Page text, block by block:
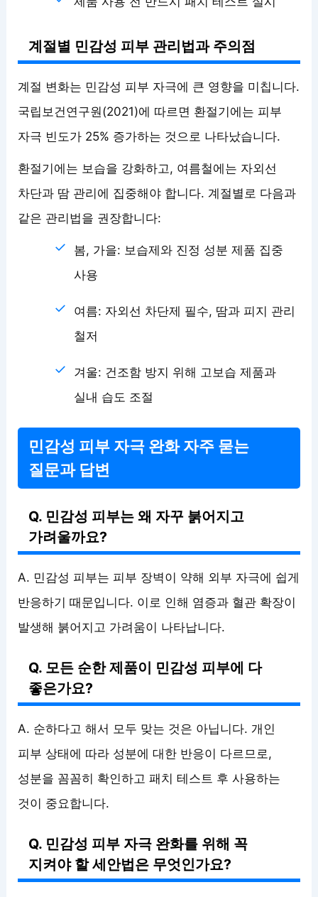
계절별 민감성 피부 관리법과 주의점
계절 변화는 민감성 피부 자극에 큰 영향을 미칩니다.
국립보건연구원(2021)에 따르면 환절기에는 피부
자극 빈도가 25% 증가하는 것으로 나타났습니다.
환절기에는 보습을 강화하고, 여름철에는 자외선
차단과 땀 관리에 집중해야 합니다. 계절별로 다음과
같은 관리법을 권장합니다:
봄, 가을: 보습제와 진정 성분 제품 집중
사용
여름: 자외선 차단제 필수, 땀과 피지 관리
철저
겨울: 건조함 방지 위해 고보습 제품과
실내 습도 조절
민감성 피부 자극 완화 자주 묻는
질문과 답변
Q. 민감성 피부는 왜 자꾸 붉어지고
가려울까요?
A. 민감성 피부는 피부 장벽이 약해 외부 자극에 쉽게
반응하기 때문입니다. 이로 인해 염증과 혈관 확장이
발생해 붉어지고 가려움이 나타납니다.
Q. 모든 순한 제품이 민감성 피부에 다
좋은가요?
A. 순하다고 해서 모두 맞는 것은 아닙니다. 개인
피부 상태에 따라 성분에 대한 반응이 다르므로,
성분을 꼼꼼히 확인하고 패치 테스트 후 사용하는
것이 중요합니다.
Q. 민감성 피부 자극 완화를 위해 꼭
지켜야 할 세안법은 무엇인가요?